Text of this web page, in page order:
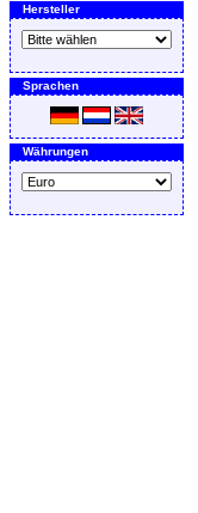
Hersteller
Sprachen
Währungen